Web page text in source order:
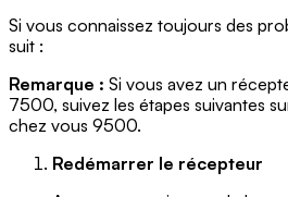
Si vous connaissez toujours des
suit :
Remarque : Si vous avez un
7500, suivez les étapes suivantes
chez vous 9500.
Redémarrer le récepteur